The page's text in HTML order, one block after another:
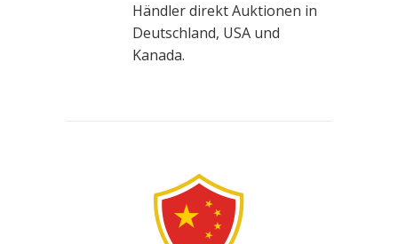
Händler direkt Auktionen in
Deutschland, USA und
Kanada.